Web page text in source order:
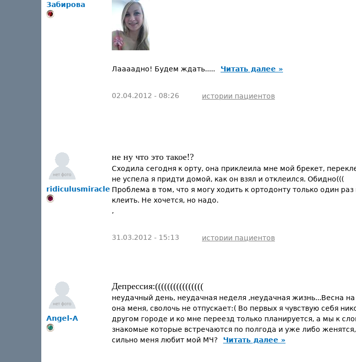
Забирова
Лаааадно! Будем ждать..... Читать далее »
02.04.2012 - 08:26 истории пациентов
ridiculusmiracle
не ну что это такое!?
Сходила сегодня к орту, она приклеила мне мой брекет,
не успела я придти домой, как он взял и отклеился. Обидно(((
Проблема в том, что я могу ходить к ортодонту только один
клеить. Не хочется, но надо.
,
31.03.2012 - 15:13 истории пациентов
Angel-A
Депрессия:((((((((((((((((
неудачный день, неудачная неделя ,неудачная жизнь...Весна
она меня, сволочь не отпускает:( Во первых я чувствую себя
другом городе и ко мне переезд только планируется, а мы к
знакомые которые встречаются по полгода и уже либо
сильно меня любит мой МЧ?
Читать далее »